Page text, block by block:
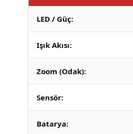
LED / Güç:
Işık Akısı:
Zoom (Odak):
Sensör:
Batarya: